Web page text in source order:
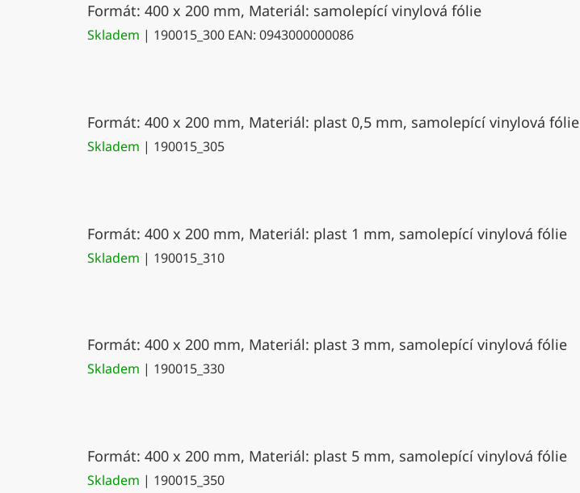
Formát: 400 x 200 mm, Materiál: samolepící vinylová fólie
Skladem | 190015_300 EAN: 0943000000086
Formát: 400 x 200 mm, Materiál: plast 0,5 mm, samolepící vinylová fólie
Skladem | 190015_305
Formát: 400 x 200 mm, Materiál: plast 1 mm, samolepící vinylová fólie
Skladem | 190015_310
Formát: 400 x 200 mm, Materiál: plast 3 mm, samolepící vinylová fólie
Skladem | 190015_330
Formát: 400 x 200 mm, Materiál: plast 5 mm, samolepící vinylová fólie
Skladem | 190015_350